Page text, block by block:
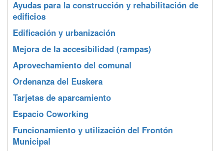
Ayudas para la construcción y rehabilitación de
edificios
Edificación y urbanización
Mejora de la accesibilidad (rampas)
Aprovechamiento del comunal
Ordenanza del Euskera
Tarjetas de aparcamiento
Espacio Coworking
Funcionamiento y utilización del Frontón
Municipal